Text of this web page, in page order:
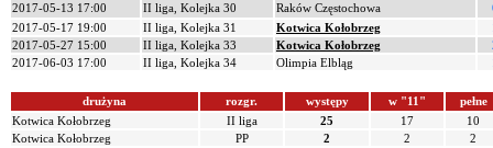
2017-05-13 17:00
II liga, Kolejka 30 Raków Częstochowa
2017-05-17 19:00
II liga, Kolejka 31 Kotwica Kołobrzeg
2017-05-27 15:00
II liga, Kolejka 33 Kotwica Kołobrzeg
2017-06-03 17:00
II liga, Kolejka 34 Olimpia Elbląg
drużyna rozgr. występy w "11"
pełne
Kotwica Kołobrzeg
II liga 25 17
10
Kotwica Kołobrzeg
PP 2 2
2